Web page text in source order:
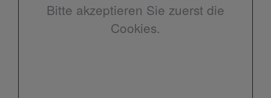
Bitte akzeptieren Sie zuerst die
Cookies.